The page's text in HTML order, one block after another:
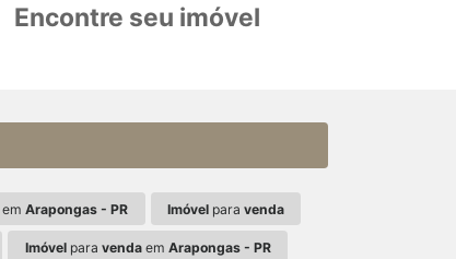
Encontre seu imóvel
emArapongas - PR Imóvelpara venda
Imóvelpara vendaem Arapongas - PR